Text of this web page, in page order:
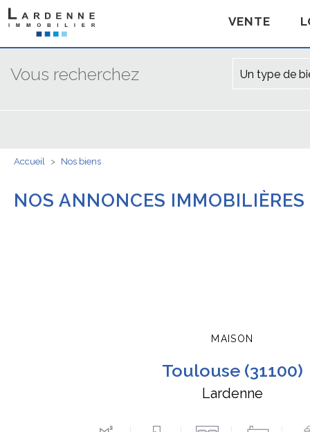
VENTE
Vous recherchez Un type de
Accueil > Nos biens
NOS ANNONCES IMMOBILIÈRES
MAISON
toulouse (31100)
Lardenne